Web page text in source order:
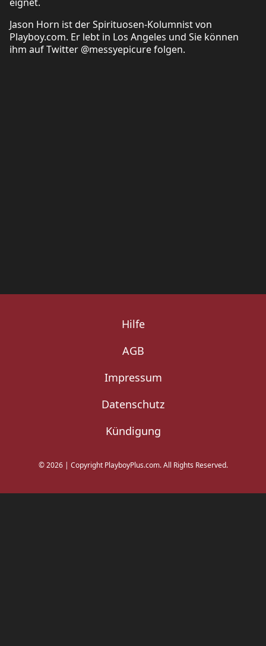
Jason Horn ist der Spirituosen-Kolumnist von
Playboy.com. Er lebt in Los Angeles und Sie können
ihm auf Twitter @messyepicure folgen.
©2026| Copyright PlayboyPlus.com. All Rights Reserved.
Hilfe
AGB
Impressum
Datenschutz
Kündigung